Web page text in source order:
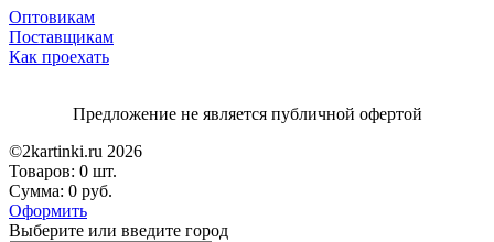
Оптовикам
Поставщикам
Как проехать
Предложение не является публичной офертой
©2kartinki.ru 2026
Товаров: 0 шт.
Сумма: 0 руб.
Оформить
Выберите или введите город